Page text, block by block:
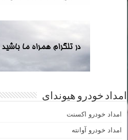
امداد خودرو هیوندای
امداد خودرو اکسنت
امداد خودرو آوانته